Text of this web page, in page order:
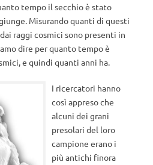
tempo il secchio è stato
Misurando quanti di questi
raggi cosmici sono presenti in
dire per quanto tempo è
e quindi quanti anni ha.
I ricercatori hanno
così appreso che
alcuni dei grani
presolari del loro
campione erano i
più antichi finora